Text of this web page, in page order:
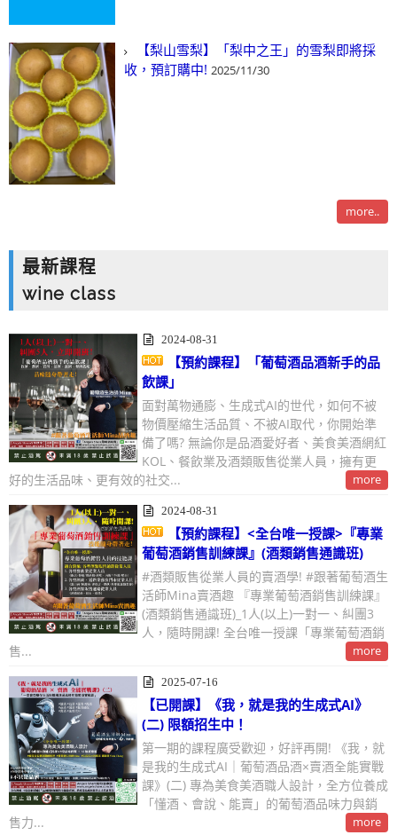
【梨山雪梨】「梨中之王」的雪梨即將採
收，預訂購中! 2025/11/30
more..
最新課程
wine class
2024-08-31
【預約課程】「葡萄酒品酒新手的品
飲課」
面對萬物通膨、生成式AI的世代，如何不被
物價壓縮生活品質、不被AI取代，你開始準
備了嗎? 無論你是品酒愛好者、美食美酒網紅
KOL、餐飲業及酒類販售從業人員，擁有更
好的生活品味、更有效的社交...
more
2024-08-31
【預約課程】<全台唯一授課>『專業
葡萄酒銷售訓練課』(酒類銷售通識班)
#酒類販售從業人員的賣酒學! #跟著葡萄酒生
活師Mina賣酒趣 『專業葡萄酒銷售訓練課』
(酒類銷售通識班)_1人(以上)一對一、糾團3
人，隨時開課! 全台唯一授課「專業葡萄酒銷
售...
more
2025-07-16
【已開課】《我，就是我的生成式AI》
(二) 限額招生中！
第一期的課程廣受歡迎，好評再開! 《我，就
是我的生成式AI｜葡萄酒品酒×賣酒全能實戰
課》(二) 專為美食美酒職人設計，全方位養成
「懂酒、會說、能賣」的葡萄酒品味力與銷
售力...
more